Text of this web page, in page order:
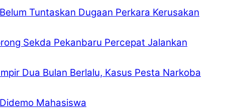
Tuntaskan Dugaan Perkara Kerusakan
Sekda Pekanbaru Percepat Jalankan
Dua Bulan Berlalu, Kasus Pesta Narkoba
Mahasiswa